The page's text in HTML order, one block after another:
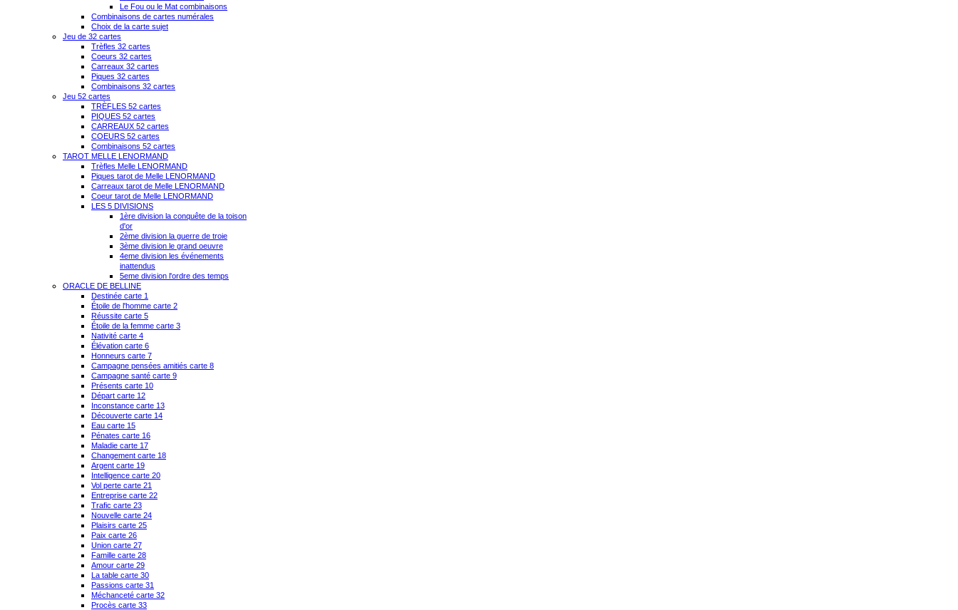
Le Fou ou le Mat combinaisons
Combinaisons de cartes numérales
Choix de la carte sujet
Jeu de 32 cartes
Trèfles 32 cartes
Coeurs 32 cartes
Carreaux 32 cartes
Piques 32 cartes
Combinaisons 32 cartes
Jeu 52 cartes
TRÈFLES 52 cartes
PIQUES 52 cartes
CARREAUX 52 cartes
COEURS 52 cartes
Combinaisons 52 cartes
TAROT MELLE LENORMAND
Trèfles Melle LENORMAND
Piques tarot de Melle LENORMAND
Carreaux tarot de Melle LENORMAND
Coeur tarot de Melle LENORMAND
LES 5 DIVISIONS
1ère division la conquête de la toison
d'or
2ème division la guerre de troie
3ème division le grand oeuvre
4eme division les événements
inattendus
5eme division l'ordre des temps
ORACLE DE BELLINE
Destinée carte 1
Étoile de l'homme carte 2
Réussite carte 5
Étoile de la femme carte 3
Nativité carte 4
Élévation carte 6
Honneurs carte 7
Campagne pensées amitiés carte 8
Campagne santé carte 9
Présents carte 10
Départ carte 12
Inconstance carte 13
Découverte carte 14
Eau carte 15
Pénates carte 16
Maladie carte 17
Changement carte 18
Argent carte 19
Intelligence carte 20
Vol perte carte 21
Entreprise carte 22
Trafic carte 23
Nouvelle carte 24
Plaisirs carte 25
Paix carte 26
Union carte 27
Famille carte 28
Amour carte 29
La table carte 30
Passions carte 31
Méchanceté carte 32
Procès carte 33